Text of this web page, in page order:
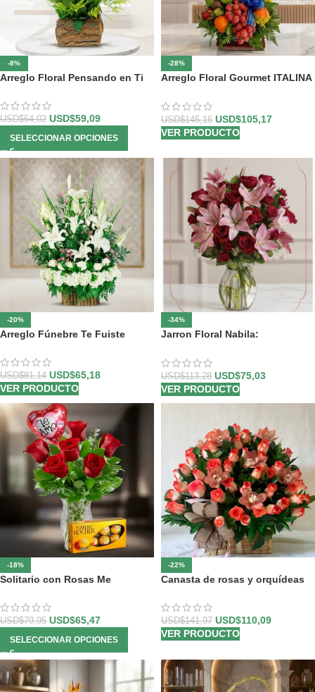
-8%
Arreglo Floral Pensando en Ti
USD$64,02 USD$59,09
SELECCIONAR OPCIONES
-28%
Arreglo Floral Gourmet ITALINA
USD$145,16 USD$105,17
VER PRODUCTO
-20%
Arreglo Fúnebre Te Fuiste
USD$81,14 USD$65,18
VER PRODUCTO
-34%
Jarron Floral Nabila:
y Lirios Rosados ⚜️
USD$113,28 USD$75,03
VER PRODUCTO
-18%
Solitario con Rosas Me
USD$79,95 USD$65,47
SELECCIONAR OPCIONES
-22%
Canasta de rosas y orquídeas
USD$141,97 USD$110,09
VER PRODUCTO